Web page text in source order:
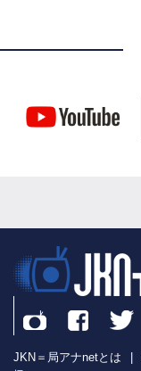
JKN＝局アナnetとは